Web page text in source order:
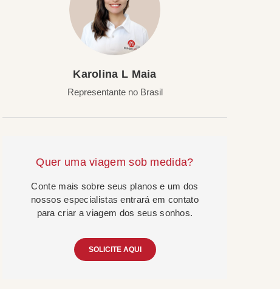
Karolina L Maia
Representante no Brasil
Quer uma viagem sob medida?
Conte mais sobre seus planos e um dos
nossos especialistas entrará em contato
para criar a viagem dos seus sonhos.
SOLICITE AQUI